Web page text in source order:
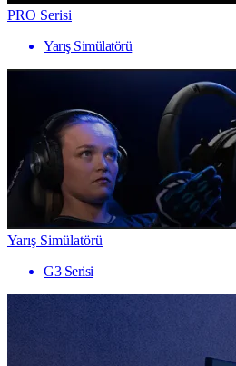
PRO Serisi
Yarış Simülatörü
Yarış Simülatörü
G3 Serisi